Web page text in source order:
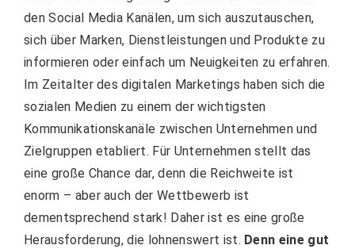
den Social Media Kanälen, um sich auszutauschen,
sich über Marken, Dienstleistungen und Produkte zu
informieren oder einfach um Neuigkeiten zu erfahren.
Im Zeitalter des digitalen Marketings haben sich die
sozialen Medien zu einem der wichtigsten
Kommunikationskanäle zwischen Unternehmen und
Zielgruppen etabliert. Für Unternehmen stellt das
eine große Chance dar, denn die Reichweite ist
enorm – aber auch der Wettbewerb ist
dementsprechend stark! Daher ist es eine große
Herausforderung, die lohnenswert ist. Denn eine gut